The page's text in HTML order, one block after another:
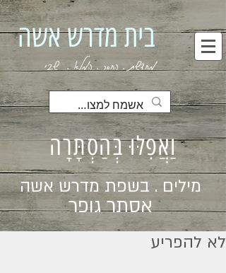
בית מדרש אשה
מחדשת . החסר . המלא . שבי
וַאֲפִלּוּ בְּהַסְתָּרָה
מילים . בשפת מדרש אשה
אסתר גופר
לא להפריע